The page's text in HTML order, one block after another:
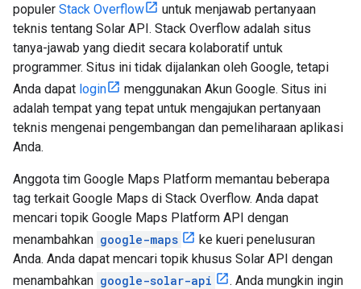
populer Stack Overflow
untuk menjawab pertanyaan
teknis tentang Solar API. Stack Overflow adalah situs
tanya-jawab yang diedit secara kolaboratif untuk
programmer. Situs ini tidak dijalankan oleh Google, tetapi
Anda dapat login
menggunakan Akun Google. Situs ini
adalah tempat yang tepat untuk mengajukan pertanyaan
teknis mengenai pengembangan dan pemeliharaan aplikasi
Anda.
Anggota tim Google Maps Platform memantau beberapa
tag terkait Google Maps di Stack Overflow. Anda dapat
mencari topik Google Maps Platform API dengan
menambahkan google-maps
ke kueri penelusuran
Anda. Anda dapat mencari topik khusus Solar API dengan
menambahkan google-solar-api
. Anda mungkin ingin